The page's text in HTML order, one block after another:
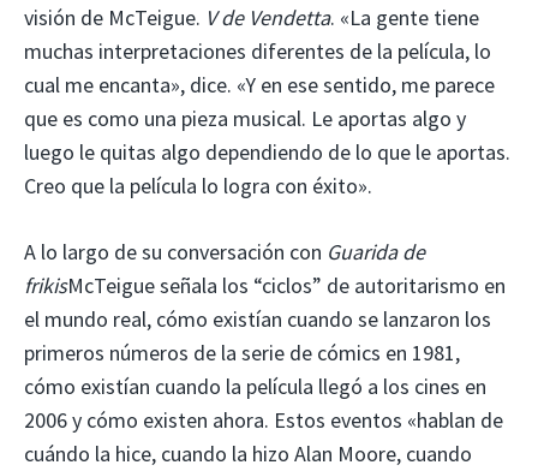
visión de McTeigue. V de Vendetta. «La gente tiene
muchas interpretaciones diferentes de la película, lo
cual me encanta», dice. «Y en ese sentido, me parece
que es como una pieza musical. Le aportas algo y
luego le quitas algo dependiendo de lo que le aportas.
Creo que la película lo logra con éxito».
A lo largo de su conversación con Guarida de
frikisMcTeigue señala los “ciclos” de autoritarismo en
el mundo real, cómo existían cuando se lanzaron los
primeros números de la serie de cómics en 1981,
cómo existían cuando la película llegó a los cines en
2006 y cómo existen ahora. Estos eventos «hablan de
cuándo la hice, cuando la hizo Alan Moore, cuando